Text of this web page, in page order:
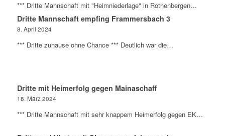
*** Dritte Mannschaft mit "Heimniederlage" in Rothenbergen…
Dritte Mannschaft empfing Frammersbach 3
8. April 2024
*** Dritte zuhause ohne Chance *** Deutlich war die…
Dritte mit Heimerfolg gegen Mainaschaff
18. März 2024
*** Dritte Mannschaft mit sehr knappem Heimerfolg gegen EK…